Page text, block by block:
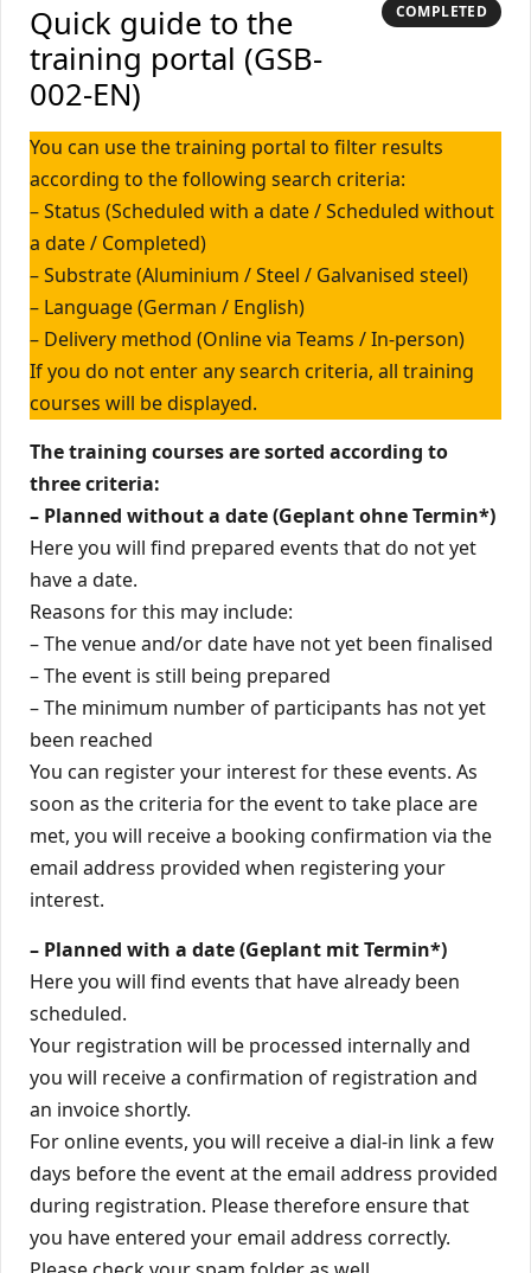
Quick guide to the
training portal (GSB-
002-EN)
COMPLETED
You can use the training portal to filter results
according to the following search criteria:
– Status (Scheduled with a date / Scheduled without
a date / Completed)
– Substrate (Aluminium / Steel / Galvanised steel)
– Language (German / English)
– Delivery method (Online via Teams / In-person)
If you do not enter any search criteria, all training
courses will be displayed.
The training courses are sorted according to
three criteria:
– Planned without a date(Geplant ohne Termin*)
Here you will find prepared events that do not yet
have a date.
Reasons for this may include:
– The venue and/or date have not yet been finalised
– The event is still being prepared
– The minimum number of participants has not yet
been reached
You can register your interest for these events. As
soon as the criteria for the event to take place are
met, you will receive a booking confirmation via the
email address provided when registering your
interest.
– Planned with a date (Geplant mit Termin*)
Here you will find events that have already been
scheduled.
Your registration will be processed internally and
you will receive a confirmation of registration and
an invoice shortly.
For online events, you will receive a dial-in link a few
days before the event at the email address provided
during registration. Please therefore ensure that
you have entered your email address correctly.